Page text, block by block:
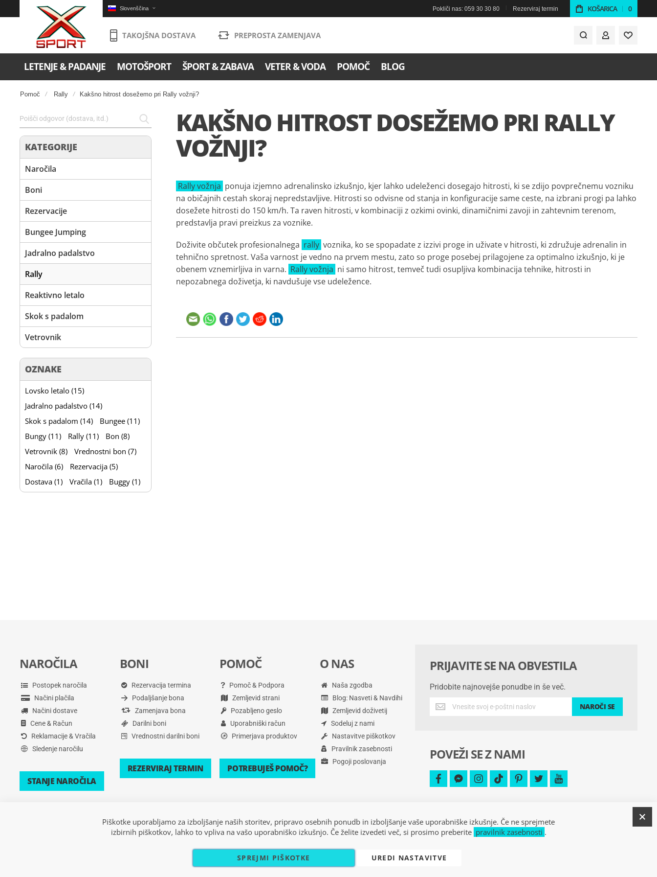
Slovenščina Pokliči nas: 059 30 30 80 Rezerviraj termin KOŠARICA 0
TAKOJŠNA DOSTAVA PREPROSTA ZAMENJAVA MOJ RAČUN
LETENJE & PADANJE MOTOŠPORT ŠPORT & ZABAVA VETER & VODA POMOČ BLOG
Pomoč Rally Kakšno hitrost dosežemo pri Rally vožnji?
KAKŠNO HITROST DOSEŽEMO PRI RALLY
VOŽNJI?
Rally vožnja ponuja izjemno adrenalinsko izkušnjo, kjer lahko udeleženci dosegajo hitrosti, ki se zdijo povprečnemu vozniku
na običajnih cestah skoraj nepredstavljive. Hitrosti so odvisne od stanja in konfiguracije same ceste, na izbrani progi pa lahko
dosežete hitrosti do 150 km/h. Ta raven hitrosti, v kombinaciji z ozkimi ovinki, dinamičnimi zavoji in zahtevnim terenom,
predstavlja pravi preizkus za voznike.
Doživite občutek profesionalnega rally voznika, ko se spopadate z izzivi proge in uživate v hitrosti, ki združuje adrenalin in
tehnično spretnost. Vaša varnost je vedno na prvem mestu, zato so proge posebej prilagojene za optimalno izkušnjo, ki je
obenem vznemirljiva in varna. Rally vožnja ni samo hitrost, temveč tudi osupljiva kombinacija tehnike, hitrosti in
nepozabnega doživetja, ki navdušuje vse udeležence.
KATEGORIJE
Naročila
Boni
Rezervacije
Bungee Jumping
Jadralno padalstvo
Rally
Reaktivno letalo
Skok s padalom
Vetrovnik
OZNAKE
Lovsko letalo (15)
Jadralno padalstvo (14)
Skok s padalom (14)
Bungee (11)
Bungy (11)
Rally (11)
Bon (8)
Vetrovnik (8)
Vrednostni bon (7)
Naročila (6)
Rezervacija (5)
Dostava (1)
Vračila (1) Buggy (1)
PRIJAVITE SE NA OBVESTILA
Pridobite najnovejše ponudbe in še več.
Pridobite
najnovejše
več.
NAROČI SE
POVEŽI SE Z NAMI
facebookfacebook-
messenger
instagram
tiktokpinterest
twitteryoutube
NAROČILA
Postopek naročila
Načini plačila
Načini dostave
Cene & Račun
Reklamacije & Vračila
Sledenje naročilu
STANJE NAROČILA
BONI
Rezervacija termina
Podaljšanje bona
Zamenjava bona
Darilni boni
Vrednostni darilni boni
REZERVIRAJ TERMIN
POMOČ
Pomoč & Podpora
Zemljevid strani
Pozabljeno geslo
Uporabniški račun
Primerjava produktov
POTREBUJEŠ POMOČ?
O NAS
Naša zgodba
Blog: Nasveti & Navdihi
Zemljevid doživetij
Sodeluj z nami
Nastavitve piškotkov
Pravilnik zasebnosti
Pogoji poslovanja
Piškotke uporabljamo za izboljšanje naših storitev, pripravo osebnih ponudb in izboljšanje vaše uporabniške izkušnje. Če ne sprejmete
izbirnih piškotkov, lahko to vpliva na vašo uporabniško izkušnjo. Če želite izvedeti več, si prosimo preberite pravilnik zasebnosti .
SPREJMI PIŠKOTKE UREDI NASTAVITVE